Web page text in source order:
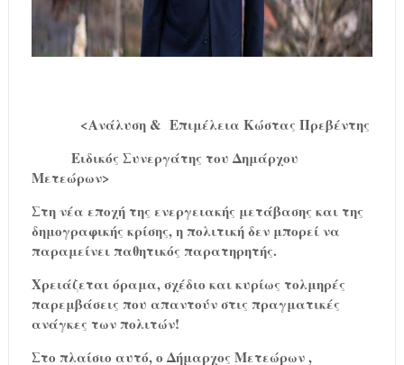
<Ανάλυση & Επιμέλεια Κώστας Πρεβέντης
Ειδικός Συνεργάτης του Δημάρχου
Μετεώρων>
Στη νέα εποχή της ενεργειακής μετάβασης και της
δημογραφικής κρίσης, η πολιτική δεν μπορεί να
παραμείνει παθητικός παρατηρητής.
Χρειάζεται όραμα, σχέδιο και κυρίως τολμηρές
παρεμβάσεις που απαντούν στις πραγματικές
ανάγκες των πολιτών!
Στο πλαίσιο αυτό, ο Δήμαρχος Μετεώρων ,